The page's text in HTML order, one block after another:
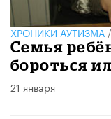
ХРОНИКИ АУТИЗМА
Семья
бороться
21 января